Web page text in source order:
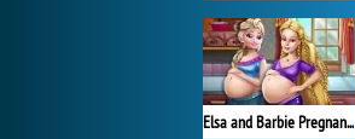
Elsa and Barbie Pregnant BFFs